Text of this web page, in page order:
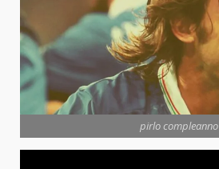
pirlo compleanno